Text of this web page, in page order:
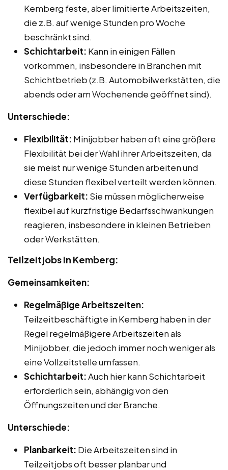
Kemberg feste, aber limitierte Arbeitszeiten,
die z.B. auf wenige Stunden pro Woche
beschränkt sind.
Schichtarbeit: Kann in einigen Fällen
vorkommen, insbesondere in Branchen mit
Schichtbetrieb (z.B. Automobilwerkstätten, die
abends oder am Wochenende geöffnet sind).
Unterschiede:
Flexibilität: Minijobber haben oft eine größere
Flexibilität bei der Wahl ihrer Arbeitszeiten, da
sie meist nur wenige Stunden arbeiten und
diese Stunden flexibel verteilt werden können.
Verfügbarkeit: Sie müssen möglicherweise
flexibel auf kurzfristige Bedarfsschwankungen
reagieren, insbesondere in kleinen Betrieben
oder Werkstätten.
Teilzeitjobs in Kemberg:
Gemeinsamkeiten:
Regelmäßige Arbeitszeiten:
Teilzeitbeschäftigte in Kemberg haben in der
Regel regelmäßigere Arbeitszeiten als
Minijobber, die jedoch immer noch weniger als
eine Vollzeitstelle umfassen.
Schichtarbeit:Auch hier kann Schichtarbeit
erforderlich sein, abhängig von den
Öffnungszeiten und der Branche.
Unterschiede:
Planbarkeit: Die Arbeitszeiten sind in
Teilzeitjobs oft besser planbar und